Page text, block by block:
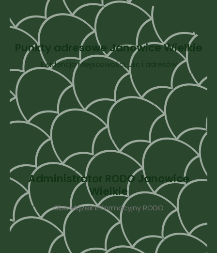
Punkty adresowe Janowice Wielkie
Ewidencja Miejscowości, ulic i adresów
Administrator RODO Janowice
Wielkie
Obowiązek Informacyjny RODO